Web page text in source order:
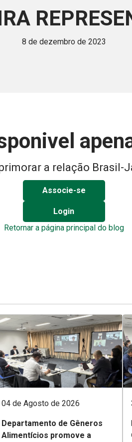
8 de dezembro de 2023
a relação Brasil-
Associe-se
Login
Retornar a página principal do blog
04 de Agosto de 2026
Departamento de Gêneros
Alimentícios promove a